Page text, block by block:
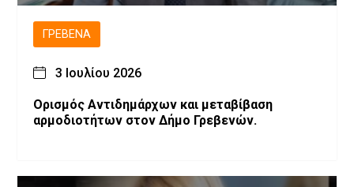
ΓΡΕΒΕΝΆ
3 Ιουλίου 2026
Ορισμός Αντιδημάρχων και μεταβίβαση
αρμοδιοτήτων στον Δήμο Γρεβενών.